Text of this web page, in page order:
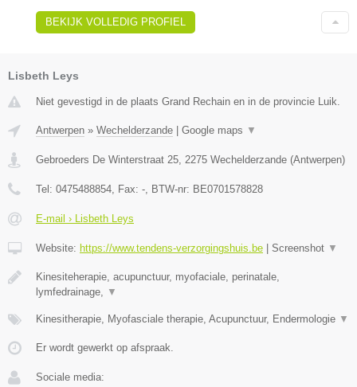
BEKIJK VOLLEDIG PROFIEL
Lisbeth Leys
Niet gevestigd in de plaats Grand Rechain en in de provincie Luik.
Antwerpen » Wechelderzande | Google maps ▼
Gebroeders De Winterstraat 25 2275 Wechelderzande (Antwerpen)
Tel: 0475488854 , Fax: - , BTW-nr: BE0701578828
E-mail › Lisbeth Leys
Website: https://www.tendens-verzorgingshuis.be | Screenshot ▼
Kinesiteherapie, acupunctuur, myofaciale, perinatale,
lymfedrainage,
▼
Kinesitherapie, Myofasciale therapie, Acupunctuur, Endermologie ▼
Er wordt gewerkt op afspraak.
Sociale media: